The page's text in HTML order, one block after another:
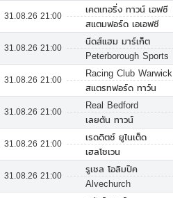
31.08.26 21:00
เคตเทอริ่ง ทาวน์ เอฟซี
สแตมฟอร์ด เอเอฟซี
31.08.26 21:00
นีดส์แฮม มาร์เก็ต
Peterborough Sports
31.08.26 21:00
Racing Club Warwick
สแตรทฟอร์ด ทาว์น
31.08.26 21:00
Real Bedford
เลยตัน ทาวน์
31.08.26 21:00
เรดดิตช์ ยูไนเต็ด
เฮลโซเวน
31.08.26 21:00
รูเชล โอลิมปิค
Alvechurch